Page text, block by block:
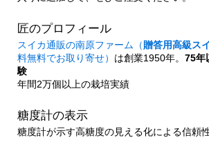
匠のプロフィール
スイカ通販の南原ファーム（贈答用高級ス
料無料でお取り寄せ） は創業1950年。 75年
験
年間2万個以上の栽培実績
糖度計の表示
糖度計が示す高糖度の見える化による信頼